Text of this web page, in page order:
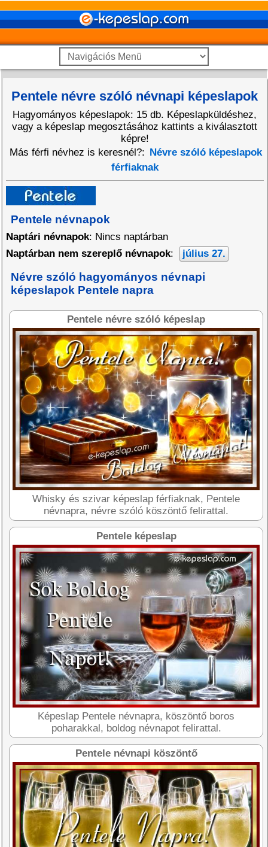
Pentele névre szóló névnapi képeslapok
Hagyományos képeslapok: 15 db. Képeslapküldéshez,
vagy a képeslap megosztásához kattints a kiválasztott
képre!
Más férfi névhez is keresnél?: Névre szóló képeslapok
férfiaknak
Pentele névnapok
Naptári névnapok: Nincs naptárban
Naptárban nem szereplő névnapok: július 27.
Névre szóló hagyományos névnapi
képeslapok Pentele napra
Pentele névre szóló képeslap
Whisky és szivar képeslap férfiaknak, Pentele
névnapra, névre szóló köszöntő felirattal.
Pentele képeslap
Képeslap Pentele névnapra, köszöntő boros
poharakkal, boldog névnapot felirattal.
Pentele névnapi köszöntő